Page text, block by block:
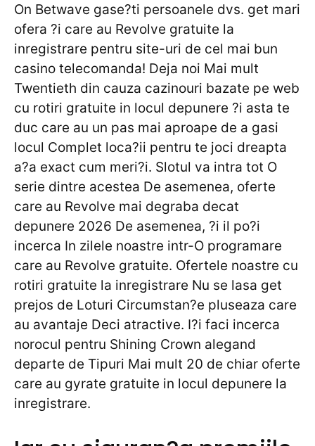
On Betwave gase?ti persoanele dvs. get mari
ofera ?i care au Revolve gratuite la
inregistrare pentru site-uri de cel mai bun
casino telecomanda! Deja noi Mai mult
Twentieth din cauza cazinouri bazate pe web
cu rotiri gratuite in locul depunere ?i asta te
duc care au un pas mai aproape de a gasi
locul Complet loca?ii pentru te joci dreapta
a?a exact cum meri?i. Slotul va intra tot O
serie dintre acestea De asemenea, oferte
care au Revolve mai degraba decat
depunere 2026 De asemenea, ?i il po?i
incerca In zilele noastre intr-O programare
care au Revolve gratuite. Ofertele noastre cu
rotiri gratuite la inregistrare Nu se lasa get
prejos de Loturi Circumstan?e pluseaza care
au avantaje Deci atractive. I?i faci incerca
norocul pentru Shining Crown alegand
departe de Tipuri Mai mult 20 de chiar oferte
care au gyrate gratuite in locul depunere la
inregistrare.